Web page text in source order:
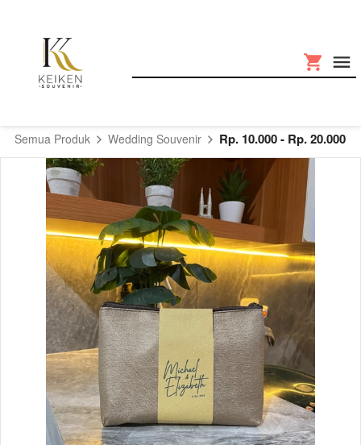
Semua Produk Wedding Souvenir Rp. 10.000 - Rp. 20.000